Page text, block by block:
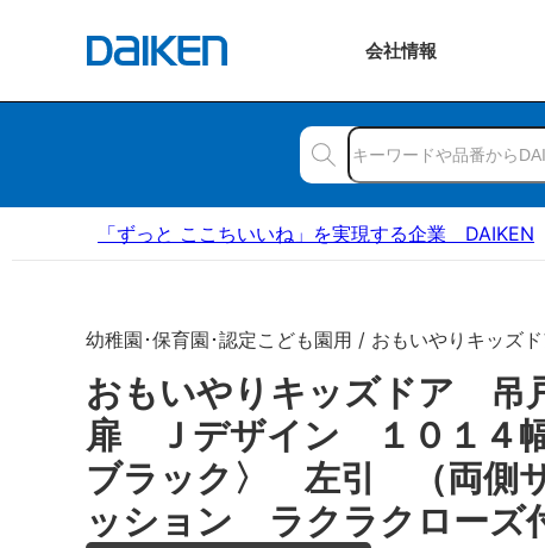
会社情報
「ずっと ここちいいね」を実現する企業 DAIKEN
幼稚園･保育園･認定こども園用 / おもいやりキッズ
おもいやりキッズドア
扉 Ｊデザイン １０１４
ブラック〉 左引 （両側
ッション ラクラクローズ